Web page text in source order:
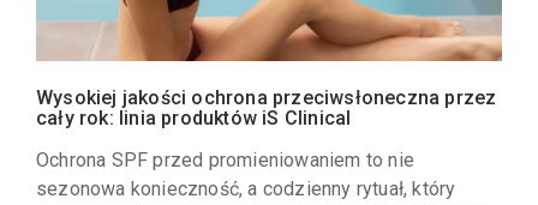
Wysokiej jakości ochrona przeciwsłoneczna przez
cały rok: linia produktów iS Clinical
Ochrona SPF przed promieniowaniem to nie
sezonowa konieczność, a codzienny rytuał, który